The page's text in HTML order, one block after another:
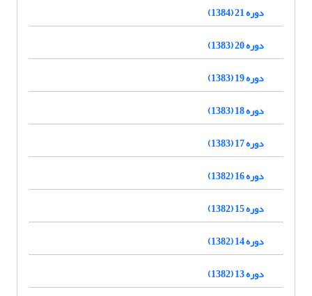
دوره 21 (1384)
دوره 20 (1383)
دوره 19 (1383)
دوره 18 (1383)
دوره 17 (1383)
دوره 16 (1382)
دوره 15 (1382)
دوره 14 (1382)
دوره 13 (1382)